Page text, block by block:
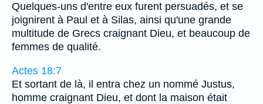
Quelques-uns d'entre eux furent persuadés, et se
joignirent à Paul et à Silas, ainsi qu'une grande
multitude de Grecs craignant Dieu, et beaucoup de
femmes de qualité.
Actes 18:7
Et sortant de là, il entra chez un nommé Justus,
homme craignant Dieu, et dont la maison était